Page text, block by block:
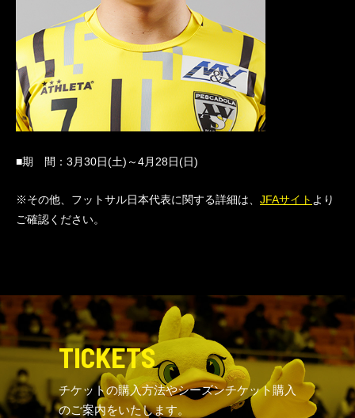
■期 間：3月30日(土)～4月28日(日)
※その他、フットサル日本代表に関する詳細は、 JFAサイト より
ご確認ください。
TICKETS
チケットの購入方法やシーズンチケット購入
のご案内をいたします。